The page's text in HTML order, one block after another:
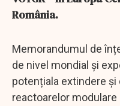
România.
Memorandumul de
de nivel mondial și
potențiala extindere
reactoarelor modulare